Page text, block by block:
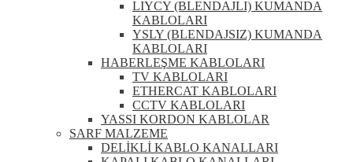
LIYCY (BLENDAJLI) KUMANDA
KABLOLARI
YSLY (BLENDAJSIZ) KUMANDA
KABLOLARI
HABERLEŞME KABLOLARI
TV KABLOLARI
ETHERCAT KABLOLARI
CCTV KABLOLARI
YASSI KORDON KABLOLAR
SARF MALZEME
DELİKLİ KABLO KANALLARI